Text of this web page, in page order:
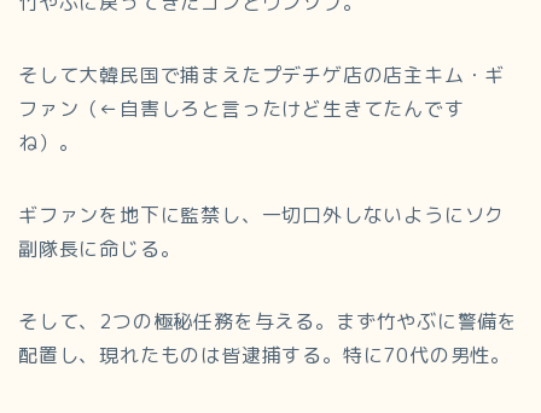
そして大韓民国で捕まえたプデチゲ店の店主キム・ギ
ファン（←自害しろと言ったけど生きてたんです
ね）。
ギファンを地下に監禁し、一切口外しないようにソク
副隊長に命じる。
そして、2つの極秘任務を与える。まず竹やぶに警備を
配置し、現れたものは皆逮捕する。特に70代の男性。